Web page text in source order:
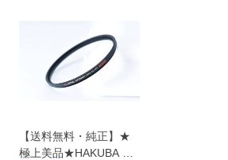
【送料無料・純正】★
極上美品★HAKUBA ハ